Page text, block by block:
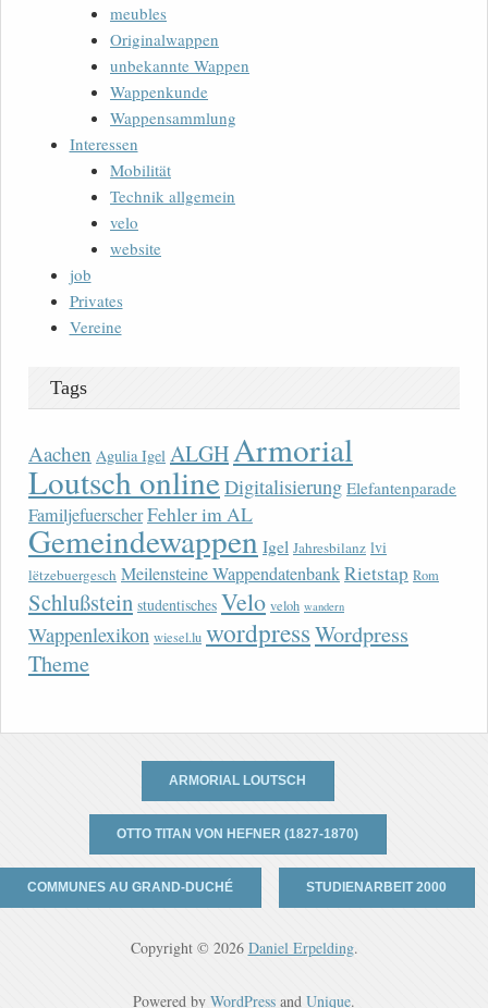
meubles
Originalwappen
unbekannte Wappen
Wappenkunde
Wappensammlung
Interessen
Mobilität
Technik allgemein
velo
website
job
Privates
Vereine
Tags
Aachen Agulia Igel ALGHArmorial
Loutsch onlineDigitalisierung Elefantenparade
FamiljefuerscherFehler im AL
Gemeindewappen Igel Jahresbilanz lvi
lëtzebuergesch Meilensteine WappendatenbankRietstap Rom
Schlußstein studentisches Velo veloh wandern
Wappenlexikon wiesel.lu wordpressWordpress
Theme
ARMORIAL LOUTSCH
OTTO TITAN VON HEFNER (1827-1870)
COMMUNES AU GRAND-DUCHÉ STUDIENARBEIT 2000
Copyright © 2026 Daniel Erpelding.
Powered by WordPress and Unique.